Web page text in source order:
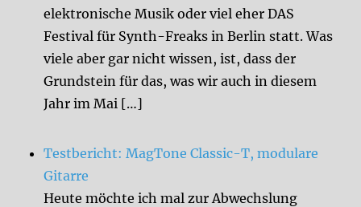
elektronische Musik oder viel eher DAS
Festival für Synth-Freaks in Berlin statt. Was
viele aber gar nicht wissen, ist, dass der
Grundstein für das, was wir auch in diesem
Jahr im Mai […]
Testbericht: MagTone Classic-T, modulare
Gitarre
Heute möchte ich mal zur Abwechslung